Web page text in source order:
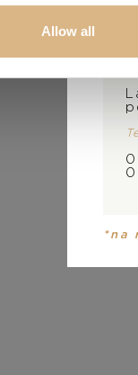
Allow all
*na